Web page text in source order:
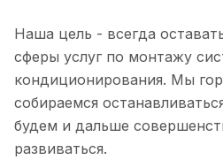
Наша цель - всегда
сферы услуг по монтажу
кондиционирования. Мы
собираемся
будем и дальше
развиваться.